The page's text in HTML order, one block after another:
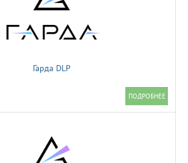
Гарда DLP